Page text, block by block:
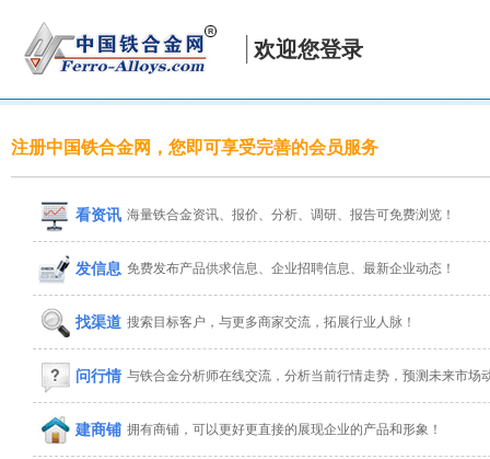
欢迎您登录
注册中国铁合金网，您即可享受完善的会员服务
看资讯 海量铁合金资讯、报价、分析、调研、报告可免费浏览！
发信息 免费发布产品供求信息、企业招聘信息、最新企业动态！
找渠道 搜索目标客户，与更多商家交流，拓展行业人脉！
问行情 与铁合金分析师在线交流，分析当前行情走势，预测未来市场
建商铺 拥有商铺，可以更好更直接的展现企业的产品和形象！